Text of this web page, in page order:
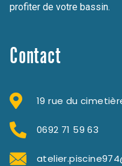
profiter de votre bassin.
Contact
19 rue du
0692 71 59 63